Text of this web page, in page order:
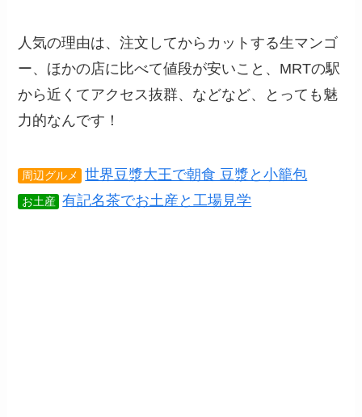
人気の理由は、注文してからカットする生マンゴ
ー、ほかの店に比べて値段が安いこと、MRTの駅
から近くてアクセス抜群、などなど、とっても魅
力的なんです！
周辺グルメ 世界豆漿大王で朝食 豆漿と小籠包
お土産 有記名茶でお土産と工場見学